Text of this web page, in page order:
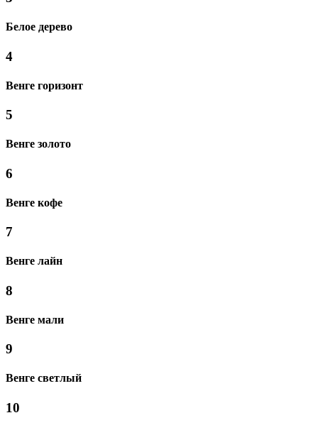
Белое дерево
4
Венге горизонт
5
Венге золото
6
Венге кофе
7
Венге лайн
8
Венге мали
9
Венге светлый
10